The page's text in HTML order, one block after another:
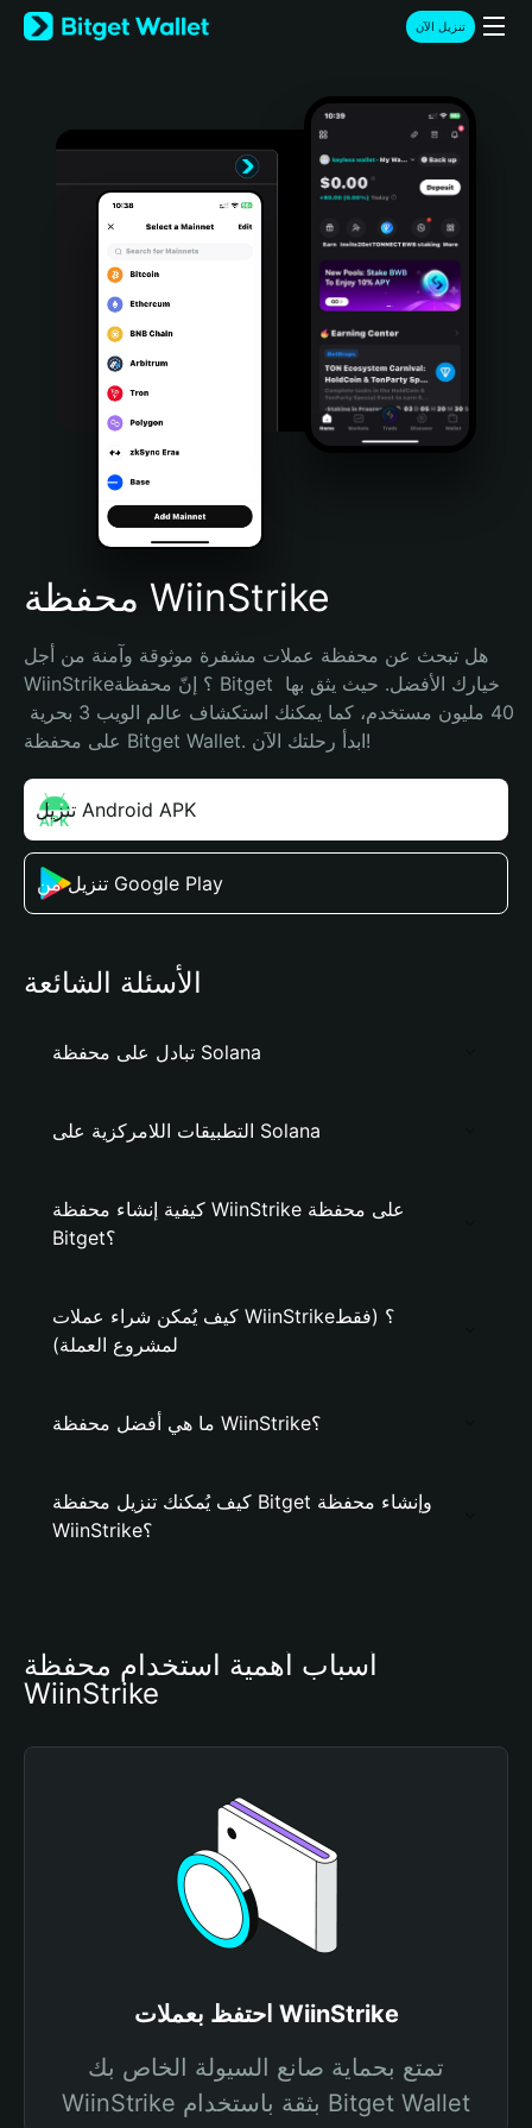
English
日本語
Türkçe
Português (Portugal)
Bahasa Indonesia
Português (Brasil)
Español (Argentina)
تنزيل الآن
محفظة WiinStrike
هل تبحث عن محفظة عملات مشفرة موثوقة وآمنة من أجل
WiinStrike؟ إنّ محفظة Bitget خيارك الأفضل. حيث يثق بها
على محفظة Bitget Wallet. ابدأ رحلتك الآن!
تنزيل Android APK
تنزيل من Google Play
الأسئلة الشائعة
تبادل على محفظة Solana
التطبيقات اللامركزية على Solana
كيفية إنشاء محفظة WiinStrike على محفظة
Bitget؟
كيف يُمكن شراء عملات WiinStrike؟ (فقط
لمشروع العملة)
ما هي أفضل محفظة WiinStrike؟
كيف يُمكنك تنزيل محفظة Bitget وإنشاء محفظة
WiinStrike؟
أسباب أهمية استخدام محفظة
WiinStrike
احتفظ بعملات WiinStrike
تمتع بحماية صانع السيولة الخاص بك
WiinStrike بثقة باستخدام Bitget Wallet